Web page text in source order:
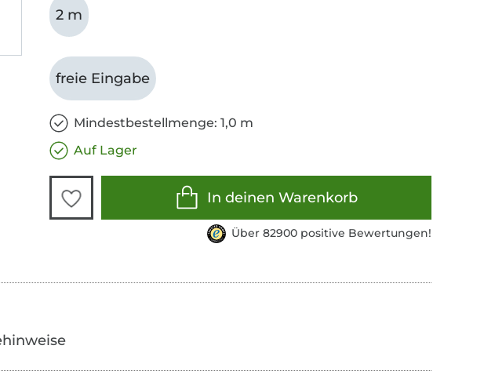
2 m
freie Eingabe
Mindestbestellmenge: 1,0 m
Auf Lager
In deinen Warenkorb
Über 82900 positive Bewertungen!